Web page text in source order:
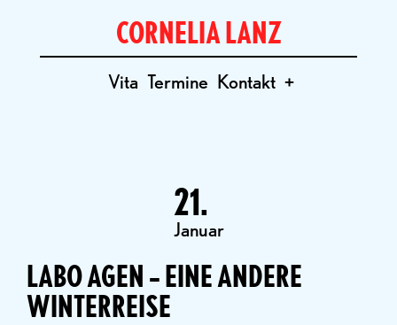
CORNELIA LANZ
Vita Termine Kontakt +
21.
Januar
LABO AGEN – EINE ANDERE
WINTERREISE